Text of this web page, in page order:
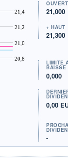
20,8
21,0
21,2
21,4 21,000
+ HAUT
21,300
LIMITE
BAISSE
0,000
0,00
-